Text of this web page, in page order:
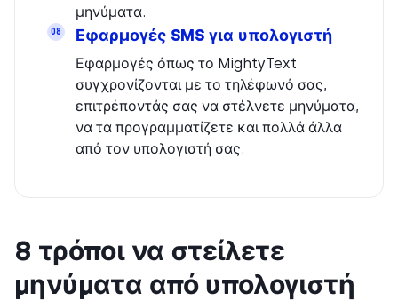
μηνύματα.
08 Εφαρμογές SMS για υπολογιστή
Εφαρμογές όπως το MightyText
συγχρονίζονται με το τηλέφωνό σας,
επιτρέποντάς σας να στέλνετε μηνύματα,
να τα προγραμματίζετε και πολλά άλλα
από τον υπολογιστή σας.
8 τρόποι να στείλετε
μηνύματα από υπολογιστή